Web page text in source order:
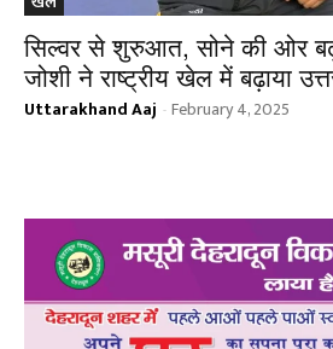
सिल्वर से शुरुआत, सोने की ओर
जोशी ने राष्ट्रीय खेल में बढ़ाया
Uttarakhand Aaj - February 4, 2025